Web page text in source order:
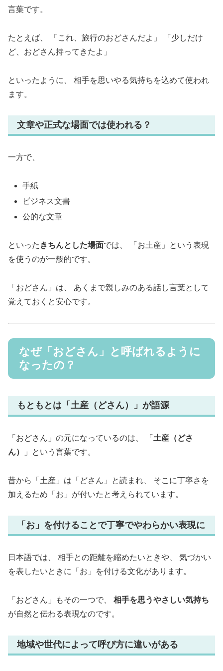
言葉です。
たとえば、 「これ、旅行のおどさんだよ」 「少しだけ
ど、おどさん持ってきたよ」
といったように、 相手を思いやる気持ちを込めて使われ
ます。
文章や正式な場面では使われる？
一方で、
手紙
ビジネス文書
公的な文章
といった きちんとした場面では、 「お土産」という表現
を使うのが一般的です。
「おどさん」は、 あくまで親しみのある話し言葉として
覚えておくと安心です。
なぜ「おどさん」と呼ばれるように
なったの？
もともとは「土産（どさん）」が語源
「おどさん」の元になっているのは、 「 土産（どさ
ん）
」という言葉です。
昔から「土産」は「どさん」と読まれ、 そこに丁寧さを
加えるため「お」が付いたと考えられています。
「お」を付けることで丁寧でやわらかい表現に
日本語では、 相手との距離を縮めたいときや、 気づかい
を表したいときに「お」を付ける文化があります。
「おどさん」もその一つで、 相手を思うやさしい気持ち
が自然と伝わる表現なのです。
地域や世代によって呼び方に違いがある